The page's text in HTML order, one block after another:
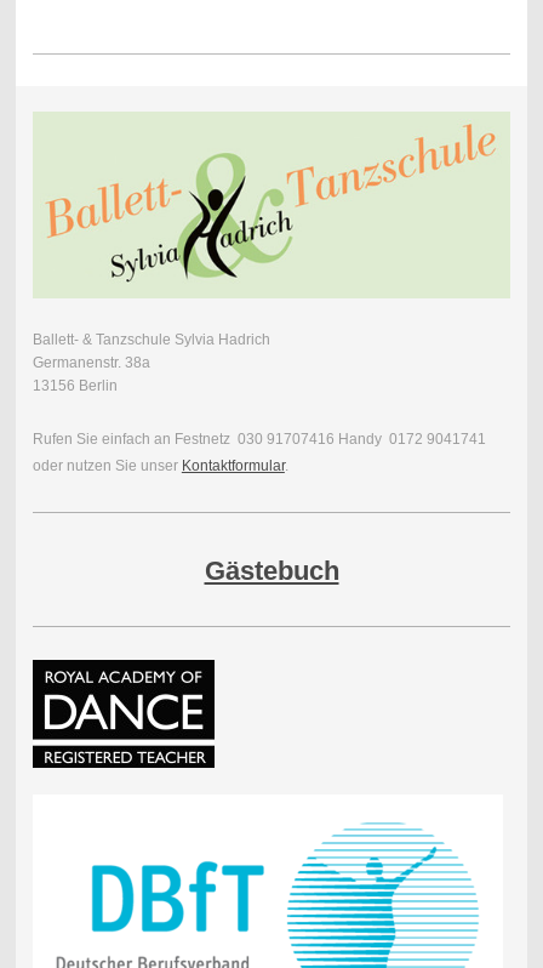
Ballett- & Tanzschule Sylvia Hadrich
Germanenstr. 38a
13156 Berlin
Rufen Sie einfach an Festnetz 030 91707416 Handy 0172 9041741
oder nutzen Sie unser Kontaktformular.
Gästebuch